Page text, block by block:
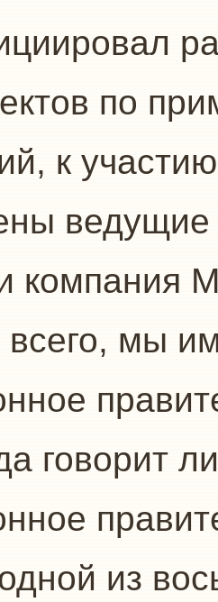
по
к
компания
мы
говорит
из